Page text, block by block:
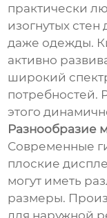
практически
изогнутых стен
даже одежды.
активно
широкий
потребностей.
этого
Разнообразие
Современные
плоские
могут иметь
размеры.
для наружной